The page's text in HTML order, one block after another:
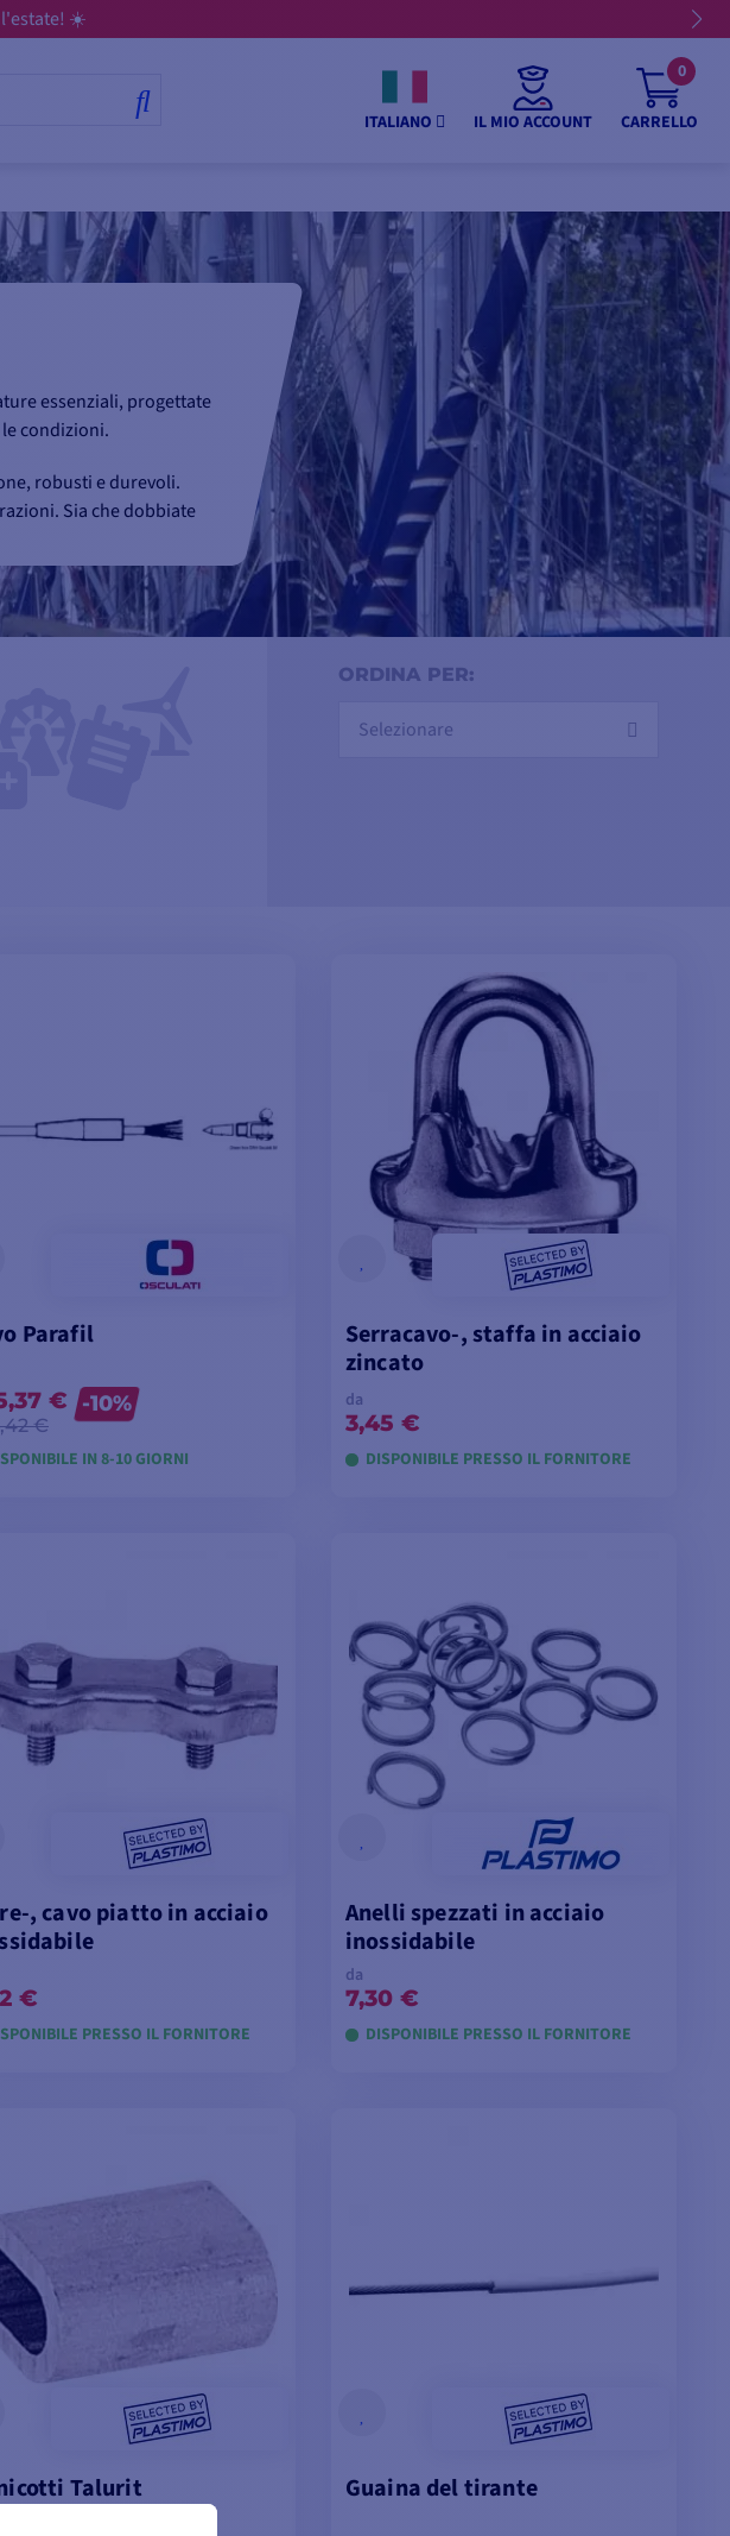
☀️
ITALIANO IL MIO ACCOUNT CARRELLO
0
essenziali, progettate
condizioni.
robusti e durevoli.
Sia che dobbiate
sicura e serena.
ORDINA PER:
Selezionare
Parafil
€
€
-10%
IN 8-10 GIORNI
Serracavo-, staffa in acciaio
zincato
da
3,45 €
DISPONIBILE PRESSO IL FORNITORE
, cavo piatto in acciaio
€
PRESSO IL FORNITORE
Anelli spezzati in acciaio
inossidabile
da
7,30 €
DISPONIBILE PRESSO IL FORNITORE
Talurit Guaina del tirante